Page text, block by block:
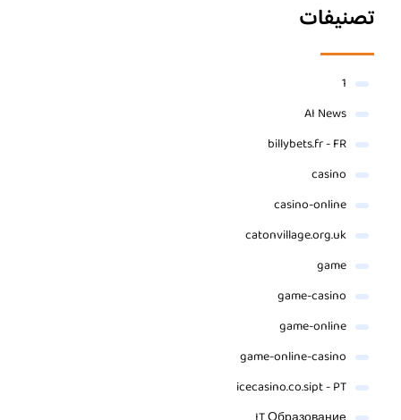
تصنيفات
1
AI News
billybets.fr - FR
casino
casino-online
catonvillage.org.uk
game
game-casino
game-online
game-online-casino
icecasino.co.sipt - PT